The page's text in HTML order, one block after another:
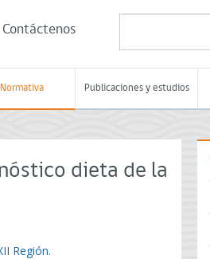
Contáctenos
Normativa Publicaciones y estudios
dieta de la
Región.